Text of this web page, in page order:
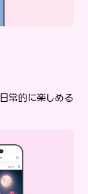
日常的に楽しめる